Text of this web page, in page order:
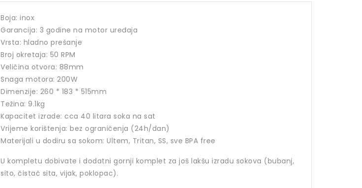
Boja: inox
Garancija: 3 godine na motor uređaja
Vrsta: hladno prešanje
Broj okretaja: 50 RPM
Veličina otvora: 88mm
Snaga motora: 200W
Dimenzije: 260 * 183 * 515mm
Težina: 9.1kg
Kapacitet izrade: cca 40 litara soka na sat
Vrijeme korištenja: bez ograničenja (24h/dan)
Materijali u dodiru sa sokom: Ultem, Tritan, SS, sve BPA free
U kompletu dobivate i dodatni gornji komplet za još lakšu izradu sokova (bubanj,
sito, čistač sita, vijak, poklopac).